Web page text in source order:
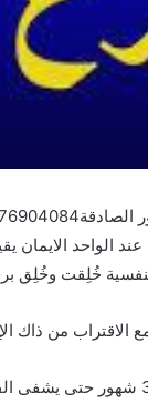
الواحد الايمان
خُلِقت وخُلِق
من ذاك
توالي قراءة ايات ابطال السحر بهذه